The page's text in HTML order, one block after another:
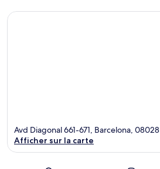
Avd Diagonal 661-671, Barcelona, 08028
Afficher sur la carte